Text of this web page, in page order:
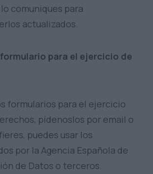
comuniques para
actualizados.
para el ejercicio de
formularios para el ejercicio
pídenoslos por email o
puedes usar los
por la Agencia Española de
de Datos o terceros.